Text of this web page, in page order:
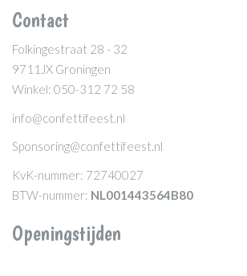
Contact
Folkingestraat 28 - 32
9711JX Groningen
Winkel: 050-312 72 58
info@confettifeest.nl
Sponsoring@confettifeest.nl
KvK-nummer: 72740027
BTW-nummer: NL001443564B80
Openingstijden